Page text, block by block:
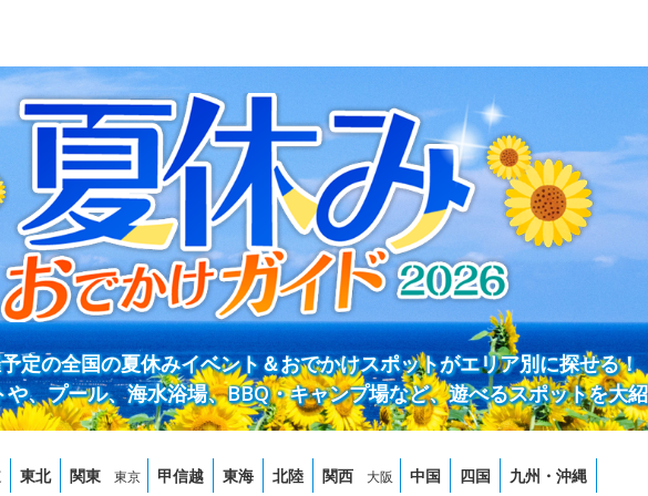
定の全国の夏休みイベント＆おでかけスポットがエリア別に探せる！
、プール、海水浴場、BBQ・キャンプ場など、遊べるスポットを大
東北 関東 東京 甲信越 東海 北陸 関西 大阪 中国 四国 九州・沖縄